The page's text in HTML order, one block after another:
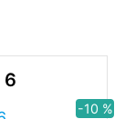
6
-10 %